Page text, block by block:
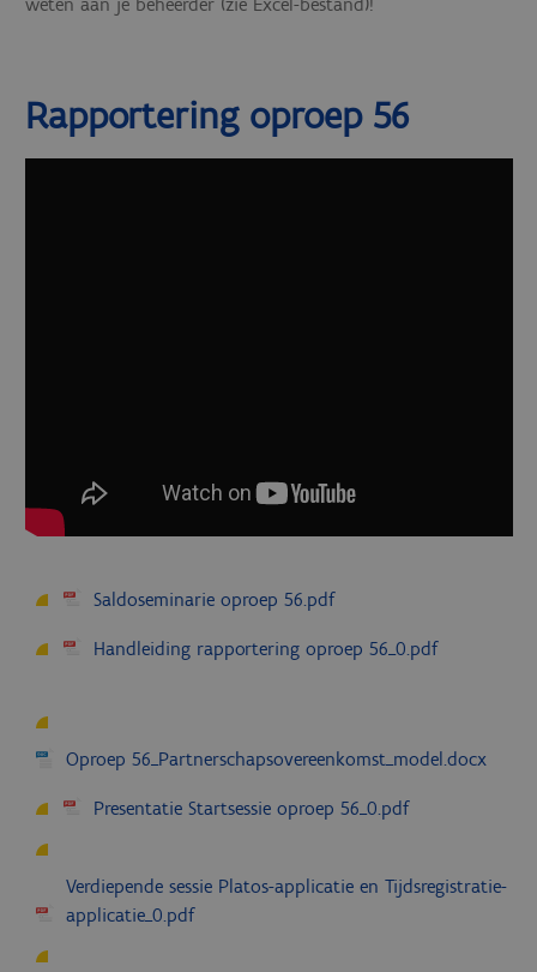
weten aan je beheerder (zie Excel-bestand)!
Rapportering oproep 56
Saldoseminarie oproep 56.pdf
Handleiding rapportering oproep 56_0.pdf
Oproep 56_Partnerschapsovereenkomst_model.docx
Presentatie Startsessie oproep 56_0.pdf
Verdiepende sessie Platos-applicatie en Tijdsregistratie-
applicatie_0.pdf